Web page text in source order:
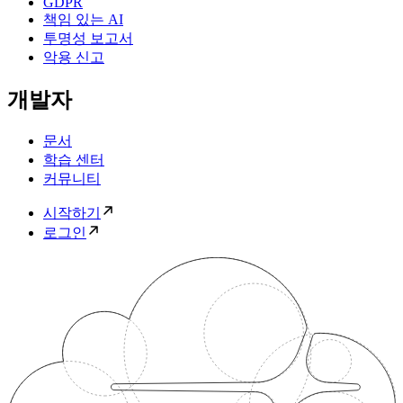
책임 있는 AI
투명성 보고서
악용 신고
개발자
문서
학습 센터
커뮤니티
시작하기
로그인